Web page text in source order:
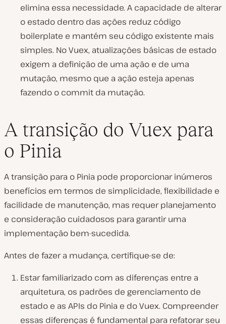
elimina essa necessidade. A capacidade de alterar
o estado dentro das ações reduz código
boilerplate e mantém seu código existente mais
simples. No Vuex, atualizações básicas de estado
exigem a definição de uma ação e de uma
mutação, mesmo que a ação esteja apenas
fazendo o commit da mutação.
A transição do Vuex para
o Pinia
A transição para o Pinia pode proporcionar inúmeros
benefícios em termos de simplicidade, flexibilidade e
facilidade de manutenção, mas requer planejamento
e consideração cuidadosos para garantir uma
implementação bem-sucedida.
Antes de fazer a mudança, certifique-se de:
Estar familiarizado com as diferenças entre a
arquitetura, os padrões de gerenciamento de
estado e as APIs do Pinia e do Vuex. Compreender
essas diferenças é fundamental para refatorar seu